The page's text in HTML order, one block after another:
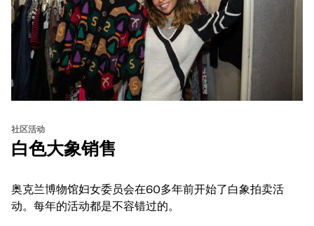
社区活动
白色大象销售
奥克兰博物馆妇女委员会在60多年前开始了白象拍卖活
动。每年的活动都是不容错过的。